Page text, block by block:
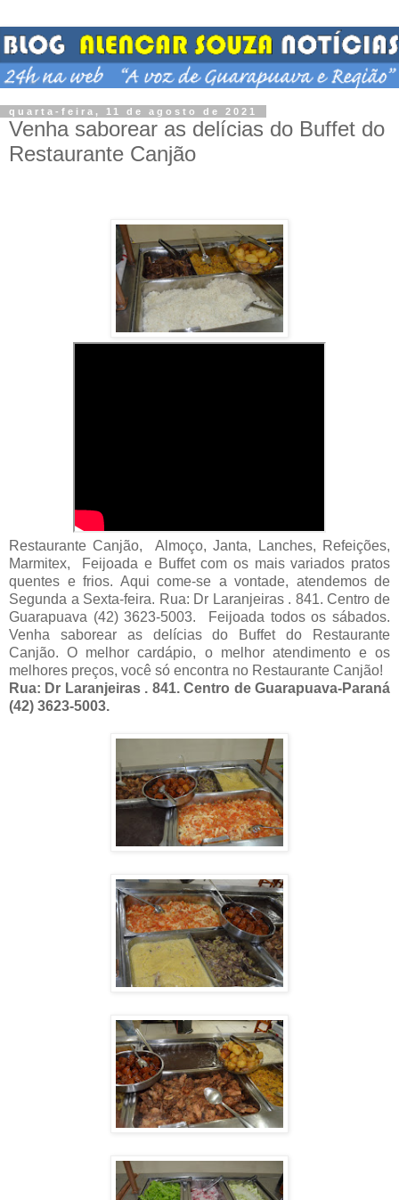
quarta-feira, 11 de agosto de 2021
Venha saborear as delícias do Buffet do
Restaurante Canjão
Restaurante Canjão, Almoço, Janta, Lanches, Refeições,
Marmitex, Feijoada e Buffet com os mais variados pratos
quentes e frios. Aqui come-se a vontade, atendemos de
Segunda a Sexta-feira. Rua: Dr Laranjeiras . 841. Centro de
Guarapuava (42) 3623-5003. Feijoada todos os sábados.
Venha saborear as delícias do Buffet do Restaurante
Canjão. O melhor cardápio, o melhor atendimento e os
melhores preços, você só encontra no Restaurante Canjão!
Rua: Dr Laranjeiras . 841. Centro de Guarapuava-Paraná
(42) 3623-5003.